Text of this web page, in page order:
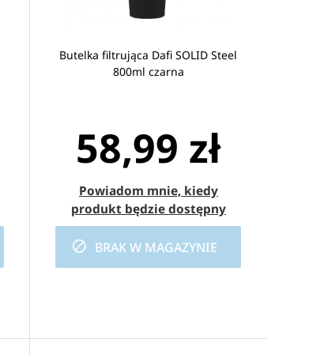
Butelka filtrująca Dafi SOLID Steel
800ml czarna
58,99 zł
Powiadom mnie, kiedy
produkt będzie dostępny
BRAK W MAGAZYNIE